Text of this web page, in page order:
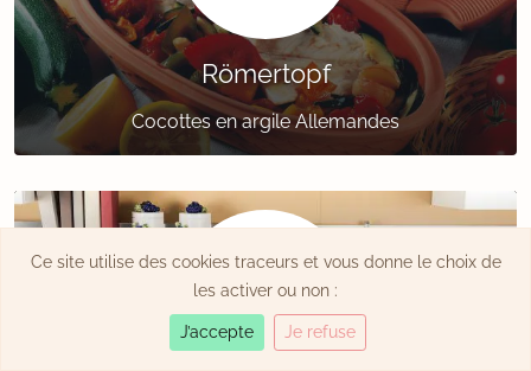
Römertopf
Cocottes en argile Allemandes
Ce site utilise des cookies traceurs et vous donne le choix de
les activer ou non :
J’accepte Je refuse